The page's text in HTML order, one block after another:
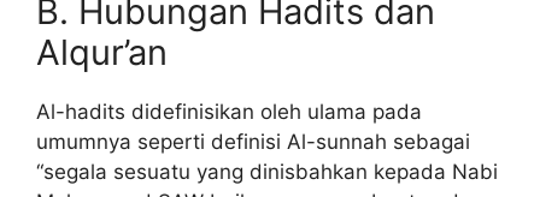
B. Hubungan Hadits dan
Alqur’an
Al-hadits didefinisikan oleh ulama pada
umumnya seperti definisi Al-sunnah sebagai
“segala sesuatu yang dinisbahkan kepada Nabi